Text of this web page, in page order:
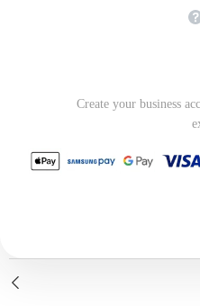
Create your business